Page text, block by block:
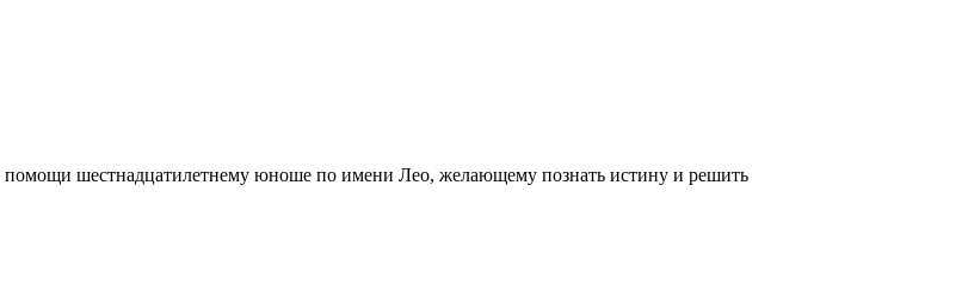
помощи шестнадцатилетнему юноше по имени Лео, желающему познать истину и решить